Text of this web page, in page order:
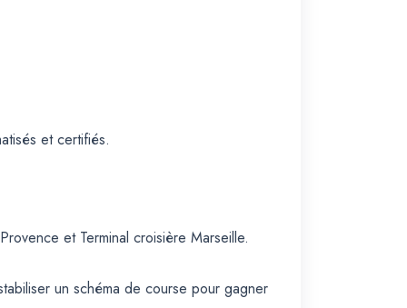
et certifiés.
et Terminal croisière Marseille.
un schéma de course pour gagner